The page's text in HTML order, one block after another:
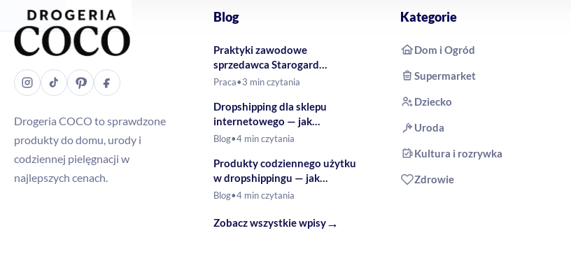
Drogeria COCO to sprawdzone
produkty do domu, urody i
codziennej pielęgnacji w
najlepszych cenach.
Blog
Praktyki zawodowe
sprzedawca Starogard
Gdański – Drogeria COCO
Praca•3 min czytania
Dropshipping dla sklepu
internetowego — jak
rozszerzyć ofertę o produkty
Blog•4 min czytania
Produkty codziennego użytku
w dropshippingu — jak
budować ofertę?
Blog•4 min czytania
Zobacz wszystkie wpisy→
Kategorie
Dom i Ogród
Supermarket
Dziecko
Uroda
Kultura i rozrywka
Zdrowie